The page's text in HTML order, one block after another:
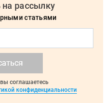
рассылку
статьями
соглашаетесь
конфиденциальности